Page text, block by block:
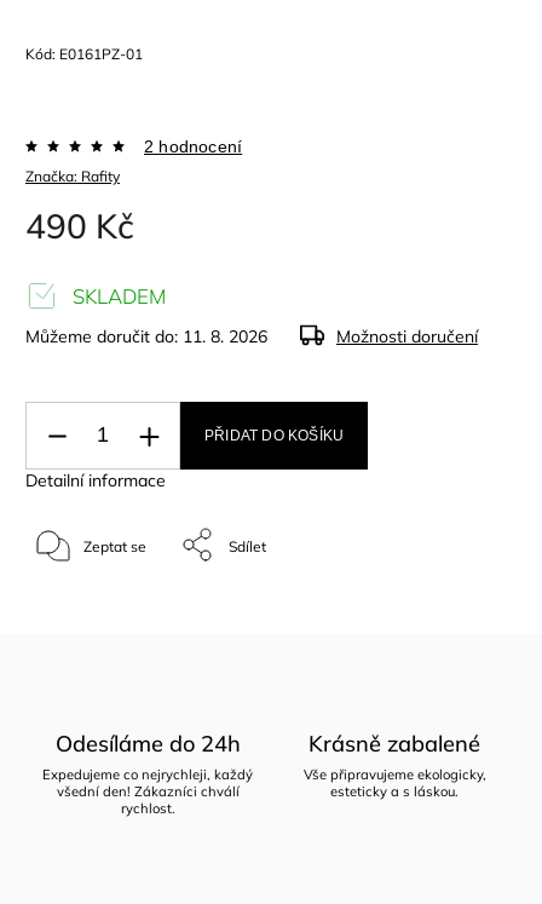
Kód: E0161PZ-01
Značka: Rafity
2 hodnocení
490 Kč
SKLADEM
Můžeme doručit do: 11. 8. 2026 Možnosti doručení
PŘIDAT DO KOŠÍKU
Detailní informace
Zeptat se Sdílet
Odesíláme do 24h
Expedujeme co nejrychleji, každý
všední den! Zákazníci chválí
rychlost.
Krásně zabalené
Vše připravujeme ekologicky,
esteticky a s láskou.